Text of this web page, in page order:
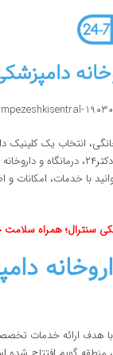
انتخاب یک کلینیک
زیادی دارد. در این مطلب از دکتر۲۴،
با خدمات، امکانات و
سنترال؛ همراه سلامت
با هدف ارائه خدمات